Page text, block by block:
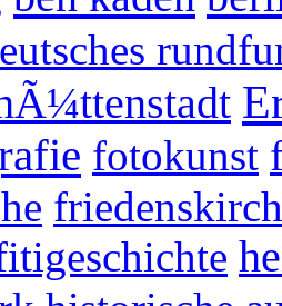
fotokunst